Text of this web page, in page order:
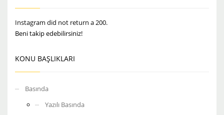
Instagram did not return a 200.
Beni takip edebilirsiniz!
KONU BAŞLIKLARI
Basında
Yazılı Basında